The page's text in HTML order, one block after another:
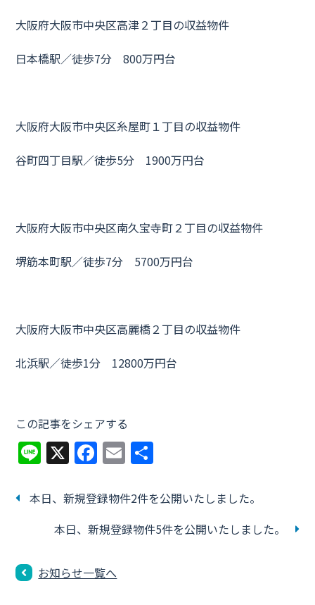
大阪府大阪市中央区高津２丁目の収益物件
日本橋駅／徒歩7分 800万円台
大阪府大阪市中央区糸屋町１丁目の収益物件
谷町四丁目駅／徒歩5分 1900万円台
大阪府大阪市中央区南久宝寺町２丁目の収益物件
堺筋本町駅／徒歩7分 5700万円台
大阪府大阪市中央区高麗橋２丁目の収益物件
北浜駅／徒歩1分 12800万円台
この記事をシェアする
Li
n
e
X F
a
c
e
b
o
o
E
m
ai
l
本日、新規登録物件2件を公開いたしました。
本日、新規登録物件5件を公開いたしました。
お知らせ一覧へ